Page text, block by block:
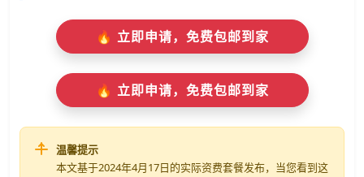
🔥 立即申请，免费包邮到家
🔥 立即申请，免费包邮到家
温馨提示
本文基于2024年4月17日的实际资费套餐发布，当您看到这